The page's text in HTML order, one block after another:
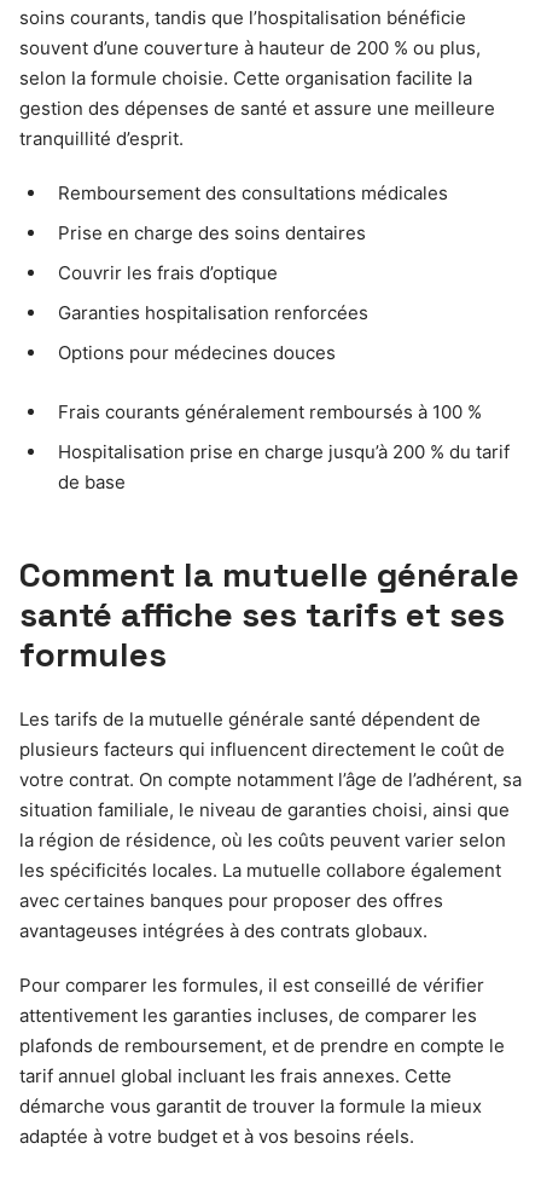
soins courants, tandis que l’hospitalisation bénéficie
souvent d’une couverture à hauteur de 200 % ou plus,
selon la formule choisie. Cette organisation facilite la
gestion des dépenses de santé et assure une meilleure
tranquillité d’esprit.
Remboursement des consultations médicales
Prise en charge des soins dentaires
Couvrir les frais d’optique
Garanties hospitalisation renforcées
Options pour médecines douces
Frais courants généralement remboursés à 100 %
Hospitalisation prise en charge jusqu’à 200 % du tarif
de base
Comment la mutuelle générale
santé affiche ses tarifs et ses
formules
Les tarifs de la mutuelle générale santé dépendent de
plusieurs facteurs qui influencent directement le coût de
votre contrat. On compte notamment l’âge de l’adhérent, sa
situation familiale, le niveau de garanties choisi, ainsi que
la région de résidence, où les coûts peuvent varier selon
les spécificités locales. La mutuelle collabore également
avec certaines banques pour proposer des offres
avantageuses intégrées à des contrats globaux.
Pour comparer les formules, il est conseillé de vérifier
attentivement les garanties incluses, de comparer les
plafonds de remboursement, et de prendre en compte le
tarif annuel global incluant les frais annexes. Cette
démarche vous garantit de trouver la formule la mieux
adaptée à votre budget et à vos besoins réels.